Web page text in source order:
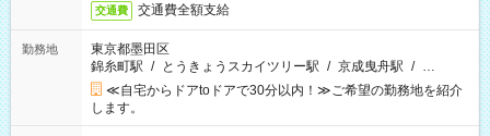
交通費 交通費全額支給
勤務地
東京都墨田区
錦糸町駅 / とうきょうスカイツリー駅 / 京成曳舟駅 / …
≪自宅からドアtoドアで30分以内！≫ご希望の勤務地を紹介
します。